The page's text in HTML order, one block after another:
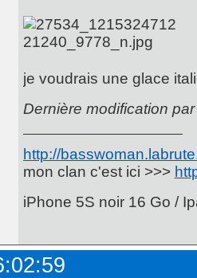
je voudrais une glace
Dernière modification
http://
mon clan c'est ici >>>
iPhone 5S noir 16 Go /